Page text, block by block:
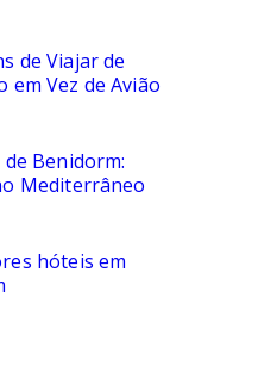
de Viajar de
em Vez de Avião
de Benidorm:
Mediterrâneo
hóteis em